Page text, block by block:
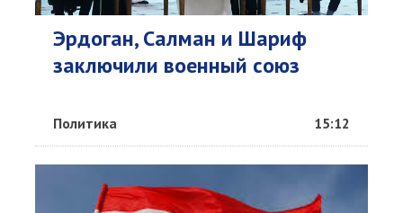
Эрдоган, Салман и Шариф
заключили военный союз
Политика 15:12